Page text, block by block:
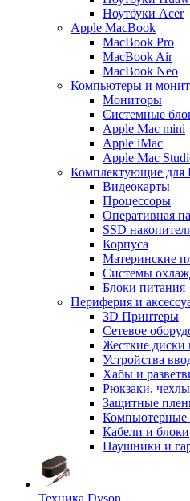
Ноутбуки Acer
Apple MacBook
MacBook Pro
MacBook Air
MacBook Neo
Компьютеры и
Мониторы
Системные
Apple Mac mini
Apple iMac
Apple Mac
Комплектующие
Видеокарты
Процессоры
Оперативная
SSD
Корпуса
Материнские
Системы
Блоки питания
Периферия и
3D Принтеры
Сетевое
Жесткие диски
Устройства
Хабы и
Рюкзаки,
Защитные
Компьютерные
Кабели и блоки
Наушники и
Техника Dyson